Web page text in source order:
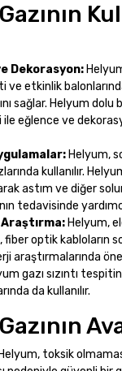
Dekorasyon:
ve etkinlik
sağlar. Helyum
eğlence ve
Helyum,
kullanılır.
astım ve diğer
tedavisinde
Helyum,
optik kabloların
araştırmalarında
gazı sızıntı
da kullanılır.
Helyum, toksik